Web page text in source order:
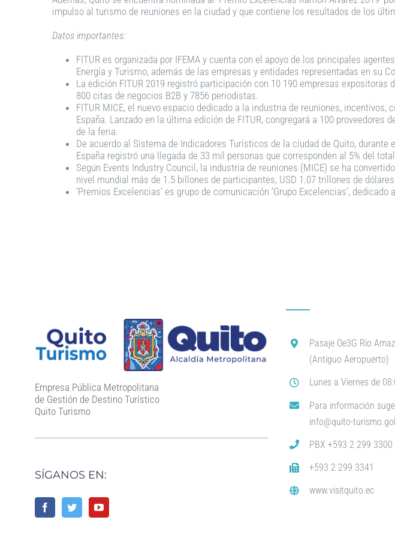
impulso al turismo de reuniones en la ciudad y que contiene los resultados de los
Datos importantes:
FITUR es organizada por IFEMA y cuenta con el apoyo de los principales
Energía y Turismo, además de las empresas y entidades representadas en su
La edición FITUR 2019 registró participación con 10 190 empresas
800 citas de negocios B2B y 7856 periodistas.
FITUR MICE, el nuevo espacio dedicado a la industria de reuniones,
España. Lanzado en la última edición de FITUR, congregará a 100
de la feria.
De acuerdo al Sistema de Indicadores Turísticos de la ciudad de Quito,
España registró una llegada de 33 mil personas que corresponden al 5% del
Según Events Industry Council, la industria de reuniones (MICE) se ha
nivel mundial más de 1.5 billones de participantes, USD 1.07 trillones de
‘Premios Excelencias’ es grupo de comunicación ‘Grupo Excelencias’,
Empresa Pública Metropolitana
de Gestión de Destino Turístico
Quito Turismo
SÍGANOS EN:
Pasaje Oe3G Río
(Antiguo Aeropuerto)
Lunes a Viernes de
Para información
info@quito-
PBX +593 2 299
+593 2 299 3341
www.visitquito.ec